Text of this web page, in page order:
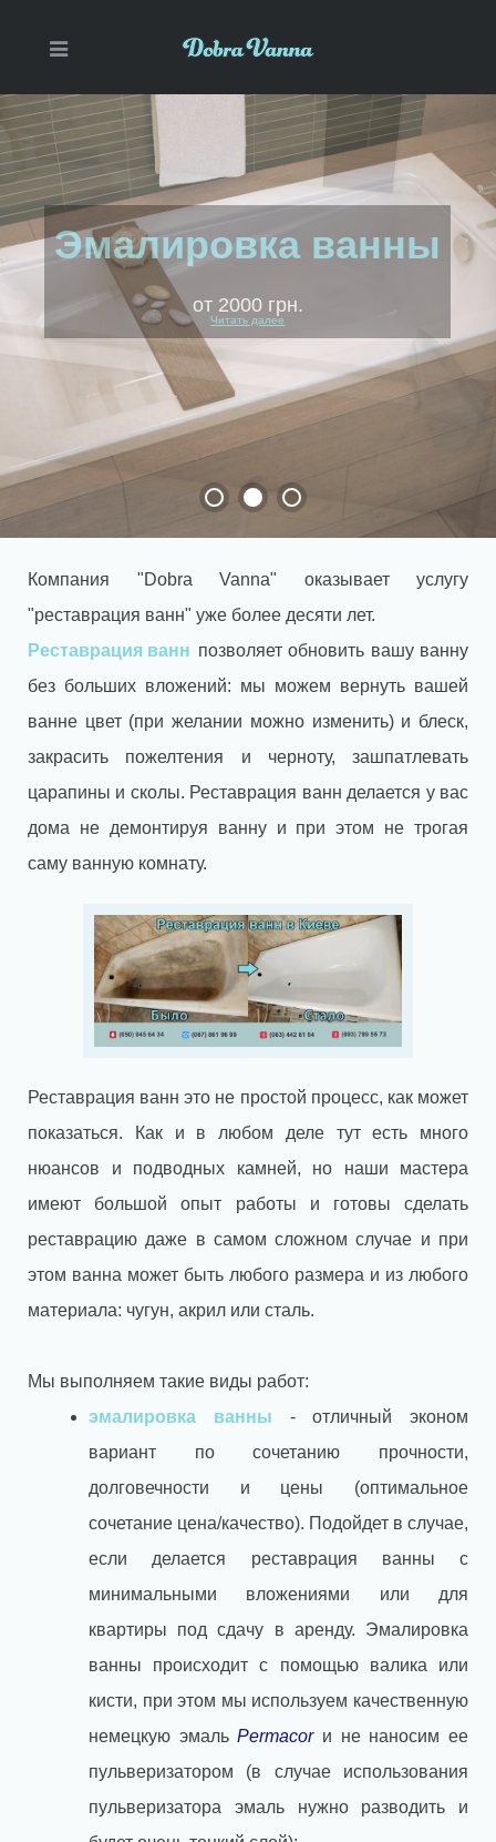
Наливная ванна
от 2600 грн.
Читать далее
Компания "Dobra Vanna" оказывает услугу
"реставрация ванн" уже более десяти лет.
Реставрация ванн позволяет обновить вашу ванну
без больших вложений: мы можем вернуть вашей
ванне цвет (при желании можно изменить) и блеск,
закрасить пожелтения и черноту, зашпатлевать
царапины и сколы. Реставрация ванн делается у вас
дома не демонтируя ванну и при этом не трогая
саму ванную комнату.
Реставрация ванн это не простой процесс, как может
показаться. Как и в любом деле тут есть много
нюансов и подводных камней, но наши мастера
имеют большой опыт работы и готовы сделать
реставрацию даже в самом сложном случае и при
этом ванна может быть любого размера и из любого
материала: чугун, акрил или сталь.
Мы выполняем такие виды работ:
эмалировка ванны - отличный эконом
вариант по сочетанию прочности,
долговечности и цены (оптимальное
сочетание цена/качество). Подойдет в случае,
если делается реставрация ванны с
минимальными вложениями или для
квартиры под сдачу в аренду. Эмалировка
ванны происходит с помощью валика или
кисти, при этом мы используем качественную
немецкую эмальPermacorи не наносим ее
пульверизатором (в случае использования
пульверизатора эмаль нужно разводить и